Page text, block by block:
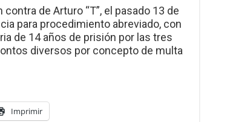
de Arturo “T”, el pasado 13 de
para procedimiento abreviado, con
de 14 años de prisión por las tres
diversos por concepto de multa
Imprimir